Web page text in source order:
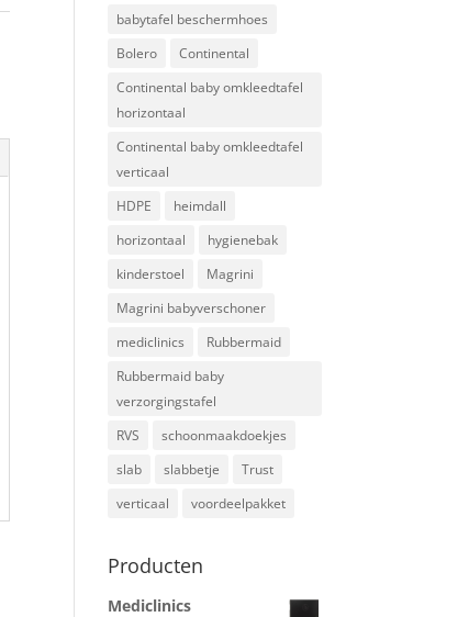
babytafel beschermhoes
Bolero
Continental
Continental baby omkleedtafel
horizontaal
Continental baby omkleedtafel
verticaal
HDPE
heimdall
horizontaal
hygienebak
kinderstoel
Magrini
Magrini babyverschoner
mediclinics
Rubbermaid
Rubbermaid baby
verzorgingstafel
RVS
schoonmaakdoekjes
slab
slabbetje
Trust
verticaal
voordeelpakket
Producten
Mediclinics